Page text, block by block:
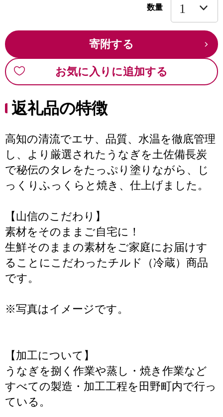
数量
寄附する
お気に入りに追加する
返礼品の特徴
高知の清流でエサ、品質、水温を徹底管理
し、より厳選されたうなぎを土佐備長炭
で秘伝のタレをたっぷり塗りながら、じ
っくりふっくらと焼き、仕上げました。
【山信のこだわり】
素材をそのままご自宅に！
生鮮そのままの素材をご家庭にお届けす
ることにこだわったチルド（冷蔵）商品
です。
※写真はイメージです。
【加工について】
うなぎを捌く作業や蒸し・焼き作業など
すべての製造・加工工程を田野町内で行っ
ている。